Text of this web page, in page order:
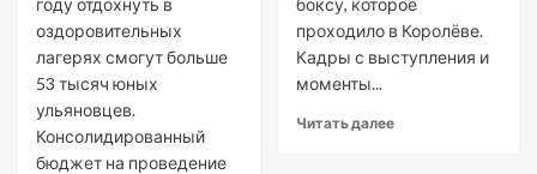
году отдохнуть в
оздоровительных
лагерях смогут больше
53 тысяч юных
ульяновцев.
Консолидированный
бюджет на проведение
боксу, которое
проходило в Королёве.
Кадры с выступления и
моменты...
Читать далее